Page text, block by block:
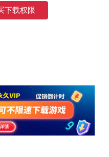
下载权限